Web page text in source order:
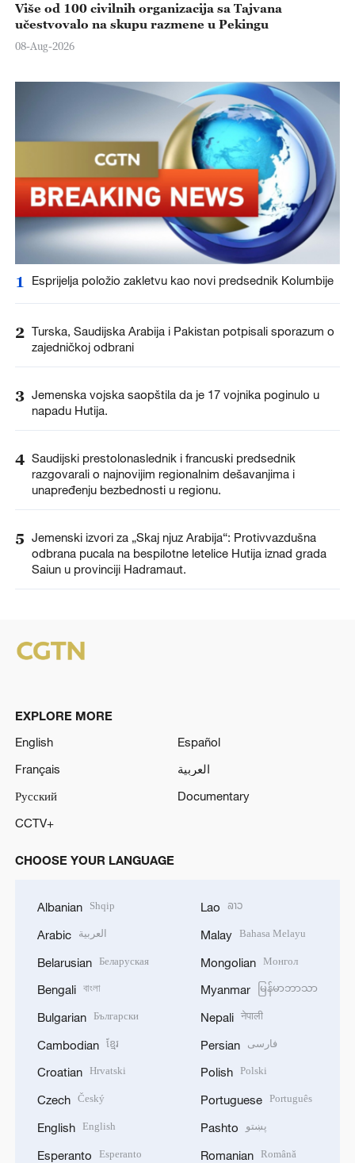
Više od 100 civilnih organizacija sa Tajvana
učestvovalo na skupu razmene u Pekingu
08-Aug-2026
1 Esprijelja položio zakletvu kao novi predsednik Kolumbije
2 Turska, Saudijska Arabija i Pakistan potpisali sporazum o
zajedničkoj odbrani
3 Jemenska vojska saopštila da je 17 vojnika poginulo u
napadu Hutija.
4 Saudijski prestolonaslednik i francuski predsednik
razgovarali o najnovijim regionalnim dešavanjima i
unapređenju bezbednosti u regionu.
5 Jemenski izvori za „Skaj njuz Arabija“: Protivvazdušna
odbrana pucala na bespilotne letelice Hutija iznad grada
Saiun u provinciji Hadramaut.
EXPLORE MORE
English
Español
Français
العربية
Русский
Documentary
CCTV+
CHOOSE YOUR LANGUAGE
Albanian Shqip
Arabic العربية
Belarusian Беларуская
Bengali বাংলা
Bulgarian Български
Cambodian ខ្មែរ
Croatian Hrvatski
Czech Český
English English
Esperanto Esperanto
Lao ລາວ
Malay Bahasa Melayu
Mongolian Монгол
Myanmar မြန်မာဘာသာ
Nepali नेपाली
Persian فارسی
Polish Polski
Portuguese Português
Pashto پښتو
Romanian Română